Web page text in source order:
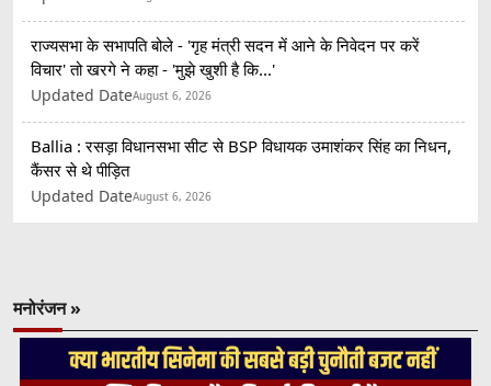
राज्यसभा के सभापति बोले - 'गृह मंत्री सदन में आने के निवेदन पर करें
विचार' तो खरगे ने कहा - 'मुझे खुशी है कि...'
Updated DateAugust 6, 2026
Ballia : रसड़ा विधानसभा सीट से BSP विधायक उमाशंकर सिंह का निधन,
कैंसर से थे पीड़ित
Updated DateAugust 6, 2026
मनोरंजन »